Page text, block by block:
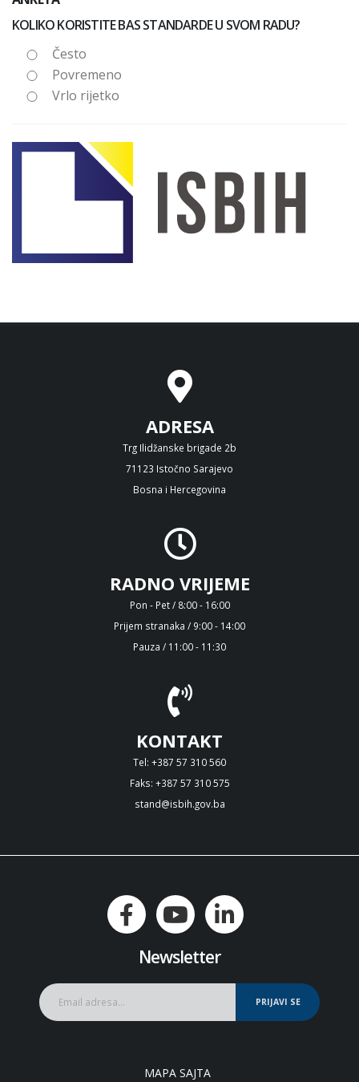
KOLIKO KORISTITE BAS STANDARDE U SVOM RADU?
Često
Povremeno
Vrlo rijetko
ADRESA
Trg Ilidžanske brigade 2b
71123 Istočno Sarajevo
Bosna i Hercegovina
RADNO VRIJEME
Pon - Pet / 8:00 - 16:00
Prijem stranaka / 9:00 - 14:00
Pauza / 11:00 - 11:30
KONTAKT
Tel: +387 57 310 560
Faks: +387 57 310 575
stand@isbih.gov.ba
Newsletter
PRIJAVI SE
MAPA SAJTA